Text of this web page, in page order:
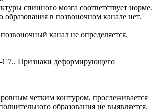
спинного мозга соответствует норме.
в позвоночном канале нет.
канал не определяется.
С7.. Признаки деформирующего
четким контуром, прослеживается
образования не выявляется.